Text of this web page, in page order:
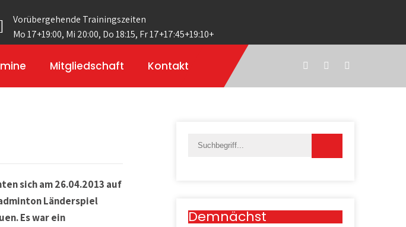
Vorübergehende Trainingszeiten
Mo 17+19:00, Mi 20:00, Do 18:15, Fr 17+17:45+19:10+
Mitgliedschaft Kontakt
sich am 26.04.2013 auf
Länderspiel
Es war ein
Demnächst